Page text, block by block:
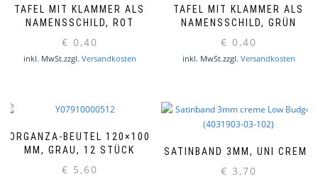
TAFEL MIT KLAMMER ALS
NAMENSSCHILD, ROT
€ 0,40
inkl. MwSt.zzgl. Versandkosten
TAFEL MIT KLAMMER ALS
NAMENSSCHILD, GRÜN
€ 0,40
inkl. MwSt.zzgl. Versandkosten
ORGANZA-BEUTEL 120×100
MM, GRAU, 12 STÜCK
€ 5,60
SATINBAND 3MM, UNI CREME
€ 3,70